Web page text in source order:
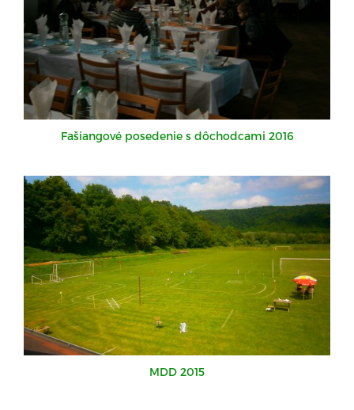
Fašiangové posedenie s dôchodcami 2016
MDD 2015